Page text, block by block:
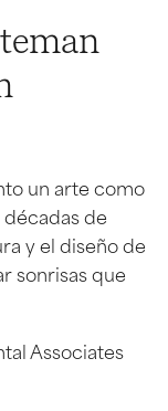
un arte como
de
y el diseño de
sonrisas que
Associates